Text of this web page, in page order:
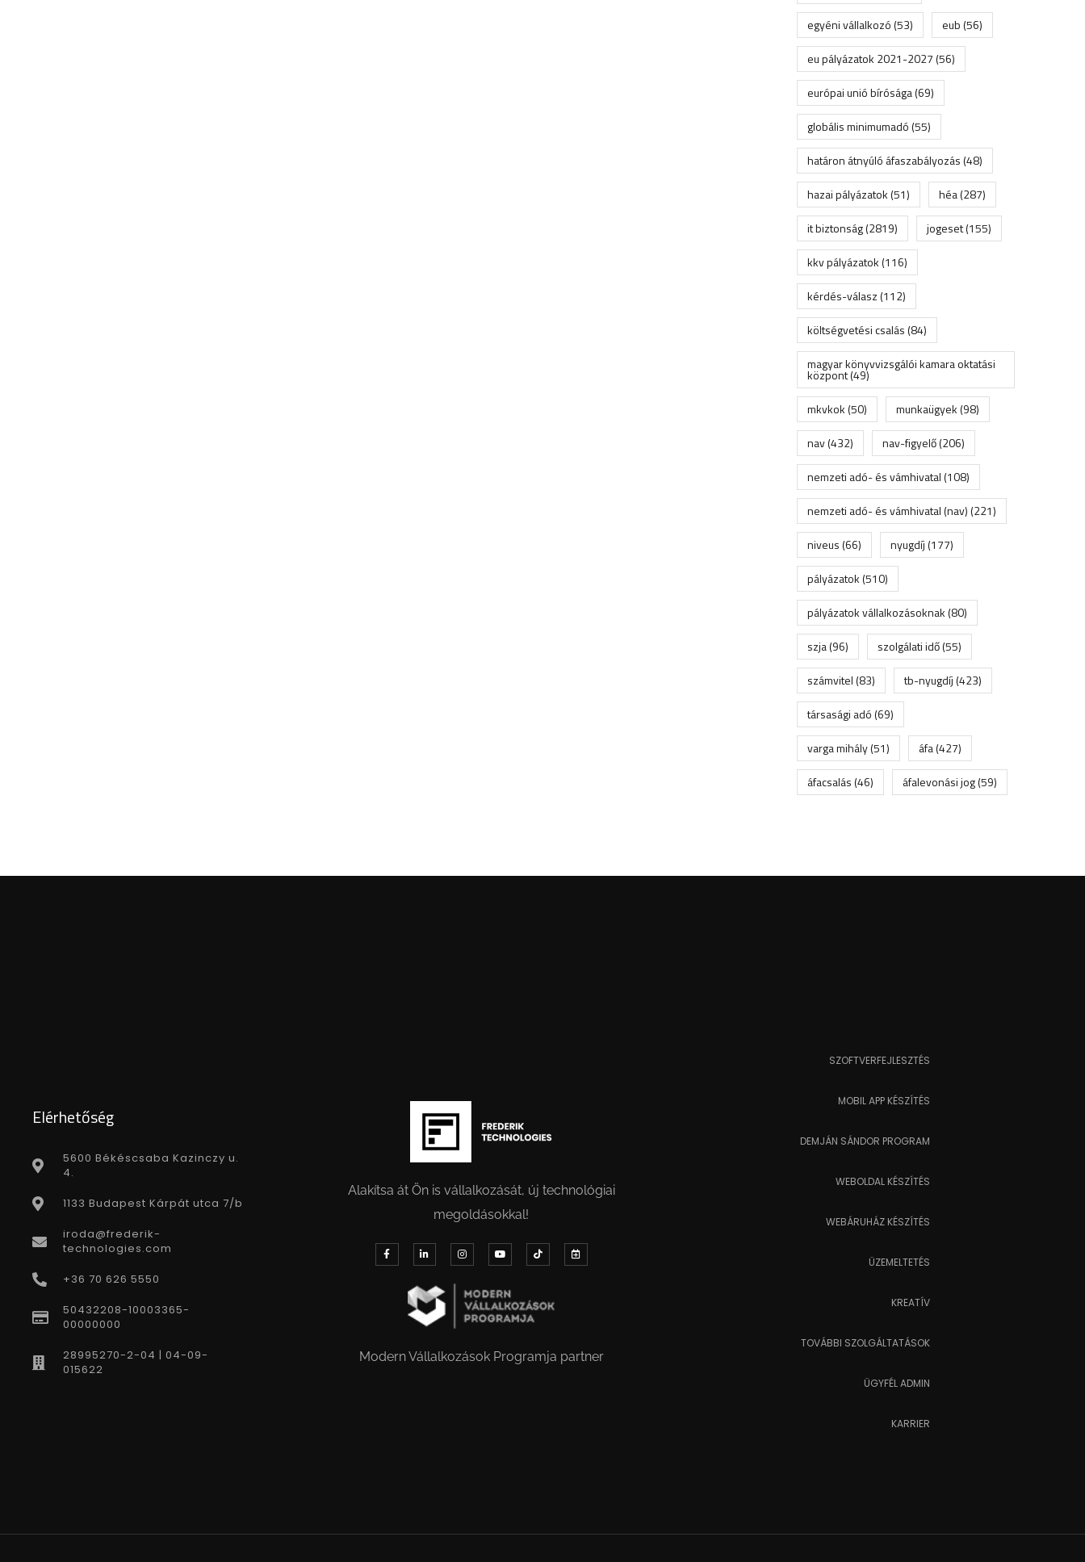
egyéni vállalkozó(53) eub(56)
eu pályázatok 2021-2027(56)
európai unió bírósága(69)
globális minimumadó(55)
határon átnyúló áfaszabályozás(48)
hazai pályázatok(51) héa(287)
it biztonság(2819) jogeset(155)
kkv pályázatok(116)
kérdés-válasz(112)
költségvetési csalás(84)
magyar könyvvizsgálói kamara oktatási
központ(49)
mkvkok(50) munkaügyek(98)
nav(432) nav-figyelő(206)
nemzeti adó- és vámhivatal(108)
nemzeti adó- és vámhivatal (nav)(221)
niveus(66) nyugdíj(177)
pályázatok(510)
pályázatok vállalkozásoknak(80)
szja(96) szolgálati idő(55)
számvitel(83) tb-nyugdíj(423)
társasági adó(69)
varga mihály(51) áfa(427)
áfacsalás(46) áfalevonási jog(59)
Elérhetőség
5600 Békéscsaba Kazinczy u.
4.
1133 Budapest Kárpát utca 7/b
iroda@frederik-
technologies.com
+36 70 626 5550
50432208-10003365-
00000000
28995270-2-04 | 04-09-
015622
Alakítsa át Ön is vállalkozását, új technológiai
megoldásokkal!
Modern Vállalkozások Programja partner
SZOFTVERFEJLESZTÉS
MOBIL APP KÉSZÍTÉS
DEMJÁN SÁNDOR PROGRAM
WEBOLDAL KÉSZÍTÉS
WEBÁRUHÁZ KÉSZÍTÉS
ÜZEMELTETÉS
KREATÍV
TOVÁBBI SZOLGÁLTATÁSOK
ÜGYFÉL ADMIN
KARRIER